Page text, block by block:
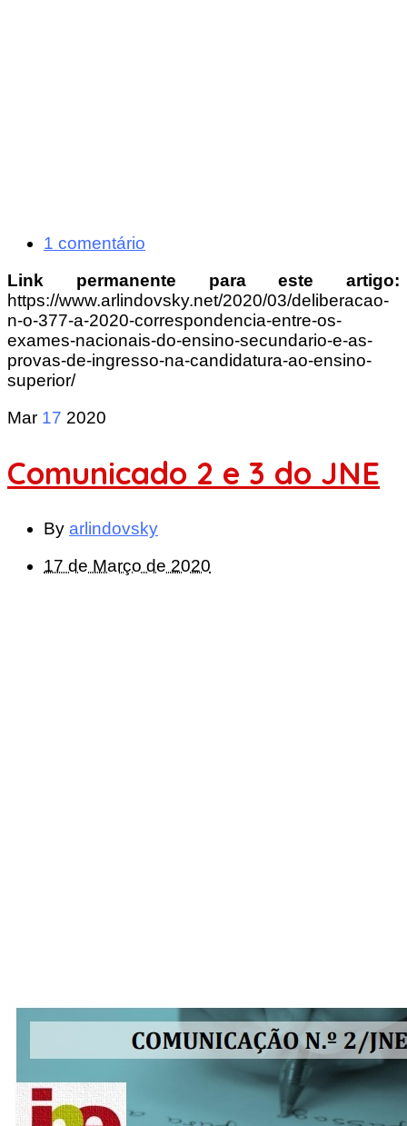
1 comentário
Link permanente para este artigo:
https://www.arlindovsky.net/2020/03/deliberacao-
n-o-377-a-2020-correspondencia-entre-os-
exames-nacionais-do-ensino-secundario-e-as-
provas-de-ingresso-na-candidatura-ao-ensino-
superior/
Mar 17 2020
Comunicado 2 e 3 do JNE
By arlindovsky
17 de Março de 2020